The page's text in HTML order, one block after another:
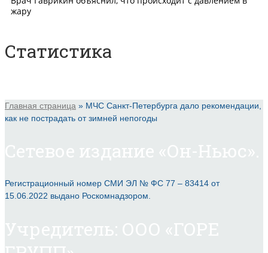
Статистика
Главная страница » МЧС Санкт-Петербурга дало рекомендации,
как не пострадать от зимней непогоды
Регистрационный номер СМИ ЭЛ № ФС 77 – 83414 от
15.06.2022 выдано Роскомнадзором.